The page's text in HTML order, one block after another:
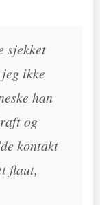
sjekket
ikke
han
og
kontakt
flaut,